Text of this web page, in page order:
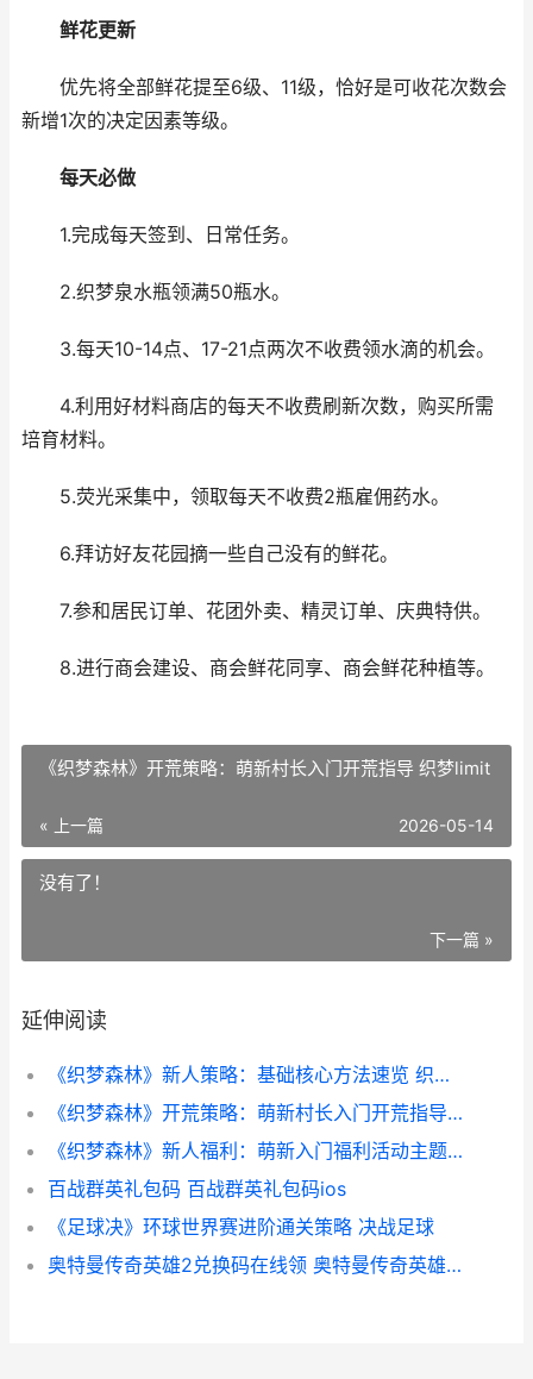
鲜花更新
优先将全部鲜花提至6级、11级，恰好是可收花次数会
新增1次的决定因素等级。
每天必做
1.完成每天签到、日常任务。
2.织梦泉水瓶领满50瓶水。
3.每天10-14点、17-21点两次不收费领水滴的机会。
4.利用好材料商店的每天不收费刷新次数，购买所需
培育材料。
5.荧光采集中，领取每天不收费2瓶雇佣药水。
6.拜访好友花园摘一些自己没有的鲜花。
7.参和居民订单、花团外卖、精灵订单、庆典特供。
8.进行商会建设、商会鲜花同享、商会鲜花种植等。
《织梦森林》开荒策略：萌新村长入门开荒指导 织梦limit
« 上一篇 2026-05-14
没有了！
下一篇 »
延伸阅读
《织梦森林》新人策略：基础核心方法速览 织梦岛 迷雾森林
《织梦森林》开荒策略：萌新村长入门开荒指导 织梦limit
《织梦森林》新人福利：萌新入门福利活动主题盘点 织梦岛 森林
百战群英礼包码 百战群英礼包码ios
《足球决》环球世界赛进阶通关策略 决战足球
奥特曼传奇英雄2兑换码在线领 奥特曼传奇英雄2bt服